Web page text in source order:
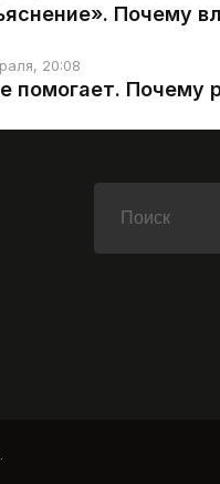
Почему
20:08
помогает. Почему